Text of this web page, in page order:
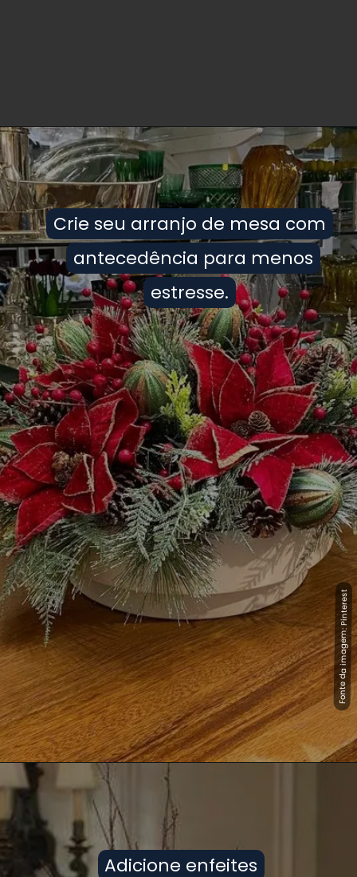
Crie seu arranjo de mesa com
antecedência para menos
estresse.
Crie seu arranjo de mesa com
antecedência para menos
estresse.
Fonte da imagem: Pinterest
Fonte da imagem: Pinterest
Adicione enfeites
Adicione enfeites